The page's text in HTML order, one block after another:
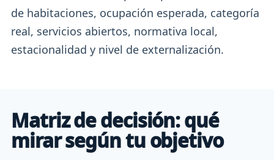
de habitaciones, ocupación esperada, categoría
real, servicios abiertos, normativa local,
estacionalidad y nivel de externalización.
Matriz de decisión: qué
mirar según tu objetivo